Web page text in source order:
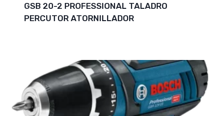
GSB 20-2 PROFESSIONAL TALADRO
PERCUTOR ATORNILLADOR